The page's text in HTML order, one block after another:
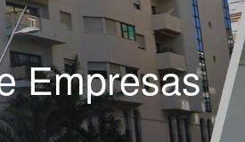
Empresas